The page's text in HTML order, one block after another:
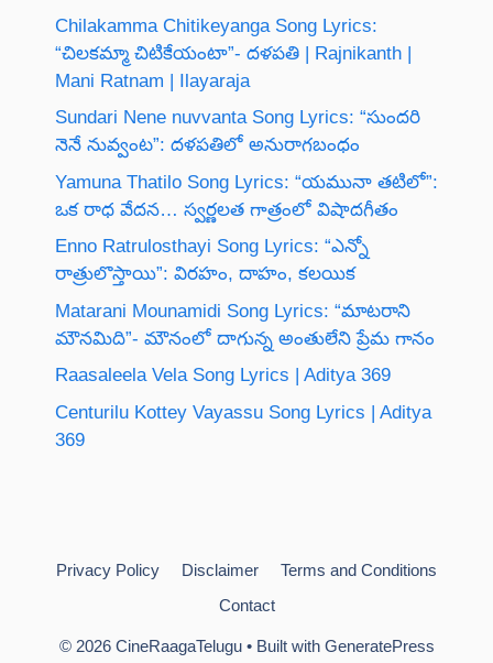
Chilakamma Chitikeyanga Song Lyrics:
“చిలకమ్మా చిటికేయంటా”- దళపతి | Rajnikanth |
Mani Ratnam | Ilayaraja
Sundari Nene nuvvanta Song Lyrics: “సుందరి
నెనే నువ్వంట”: దళపతిలో అనురాగబంధం
Yamuna Thatilo Song Lyrics: “యమునా తటిలో”:
ఒక రాధ వేదన… స్వర్ణలత గాత్రంలో విషాదగీతం
Enno Ratrulosthayi Song Lyrics: “ఎన్నో
రాత్రులొస్తాయి”: విరహం, దాహం, కలయిక
Matarani Mounamidi Song Lyrics: “మాటరాని
మౌనమిది”- మౌనంలో దాగున్న అంతులేని ప్రేమ గానం
Raasaleela Vela Song Lyrics | Aditya 369
Centurilu Kottey Vayassu Song Lyrics | Aditya
369
Privacy Policy Disclaimer
Terms and Conditions
Contact
© 2026 CineRaagaTelugu• Built with GeneratePress